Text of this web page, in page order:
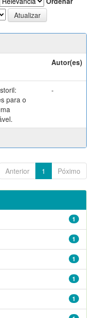
Autor(es)
para o
-
Anterior 1 Póximo
1
1
1
1
1